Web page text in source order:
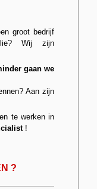
groot bedrijf
Wij zijn
gaan we
Aan zijn
te werken in
!
?